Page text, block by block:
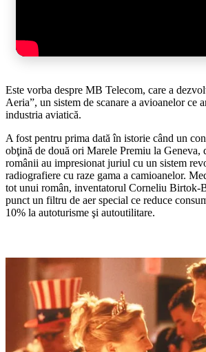
Este vorba despre MB Telecom, care a
Aeria”, un sistem de scanare a avioanelor ce
industria aviatică.
A fost pentru prima dată în istorie când un
obţină de două ori Marele Premiu la Geneva,
românii au impresionat juriul cu un sistem
radiografiere cu raze gama a camioanelor.
tot unui român, inventatorul Corneliu Birtok-
punct un filtru de aer special ce reduce
10% la autoturisme şi autoutilitare.